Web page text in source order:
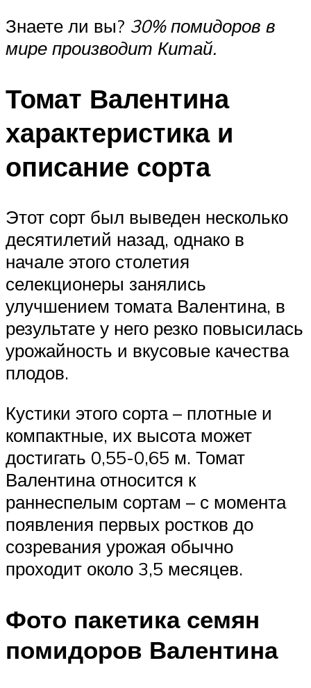
Знаете ли вы? 30% помидоров в
мире производит Китай.
Томат Валентина
характеристика и
описание сорта
Этот сорт был выведен несколько
десятилетий назад, однако в
начале этого столетия
селекционеры занялись
улучшением томата Валентина, в
результате у него резко повысилась
урожайность и вкусовые качества
плодов.
Кустики этого сорта – плотные и
компактные, их высота может
достигать 0,55-0,65 м. Томат
Валентина относится к
раннеспелым сортам – с момента
появления первых ростков до
созревания урожая обычно
проходит около 3,5 месяцев.
Фото пакетика семян
помидоров Валентина